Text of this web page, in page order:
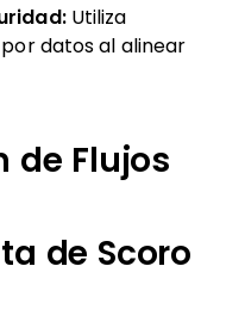
Utiliza
datos al alinear
de Flujos
de Scoro